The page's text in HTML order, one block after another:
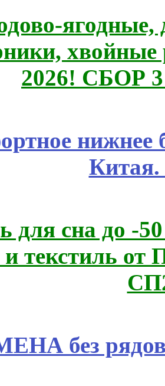
ягодные,
2026! СБОР
нижнее
для сна до
текстиль от
без